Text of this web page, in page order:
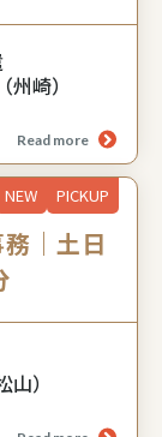
崎）
Read more
NEW PICKUP
｜土日
）